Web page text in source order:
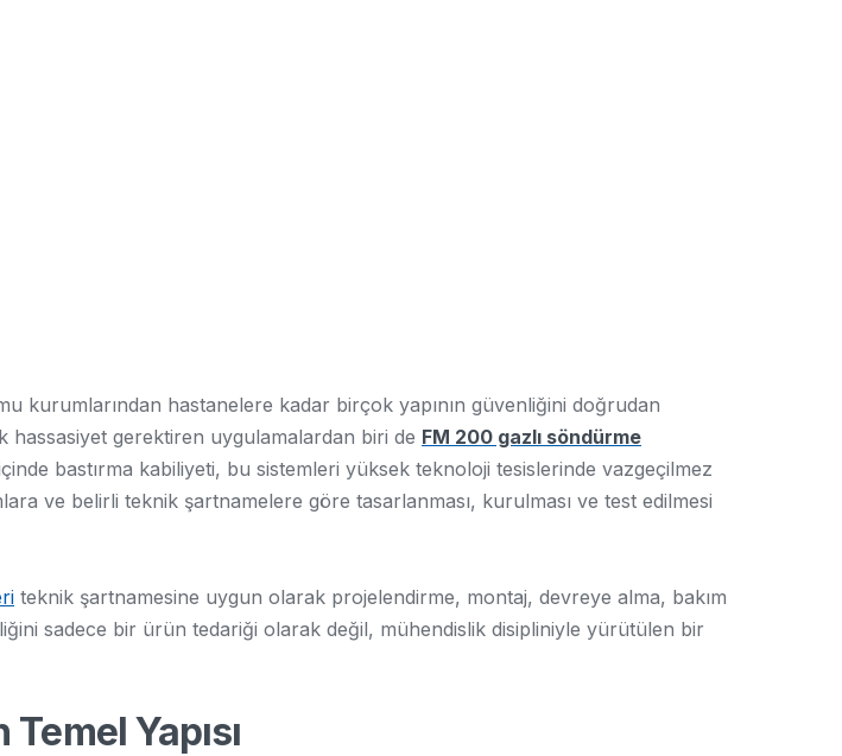
kurumlarından hastanelere kadar birçok yapının güvenliğini doğrudan
hassasiyet gerektiren uygulamalardan biri de FM 200 gazlı söndürme
bastırma kabiliyeti, bu sistemleri yüksek teknoloji tesislerinde vazgeçilmez
ve belirli teknik şartnamelere göre tasarlanması, kurulması ve test edilmesi
teknik şartnamesine uygun olarak projelendirme, montaj, devreye alma, bakım
sadece bir ürün tedariği olarak değil, mühendislik disipliniyle yürütülen bir
Yapısı